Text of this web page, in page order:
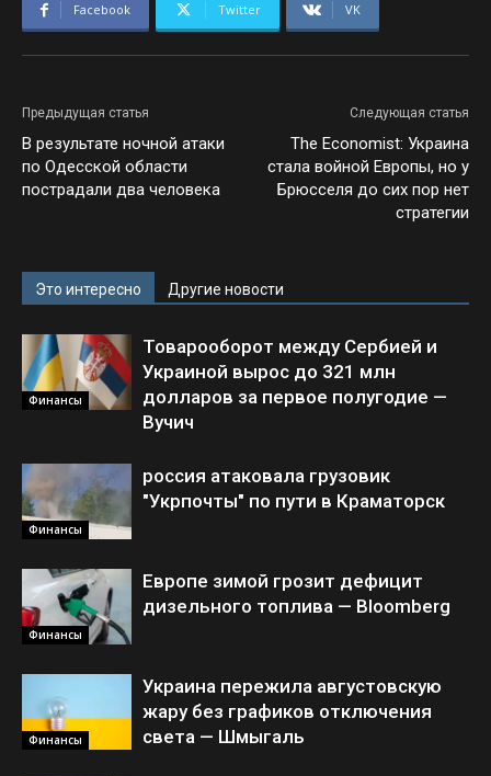
Facebook Twitter VK
Предыдущая статья
В результате ночной атаки
по Одесской области
пострадали два человека
Следующая статья
The Economist: Украина
стала войной Европы, но у
Брюсселя до сих пор нет
стратегии
Это интересно Другие новости
Финансы
Товарооборот между Сербией и
Украиной вырос до 321 млн
долларов за первое полугодие —
Вучич
Финансы
россия атаковала грузовик
"Укрпочты" по пути в Краматорск
Финансы
Европе зимой грозит дефицит
дизельного топлива — Bloomberg
Финансы
Украина пережила августовскую
жару без графиков отключения
света — Шмыгаль